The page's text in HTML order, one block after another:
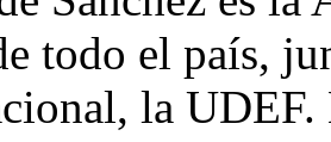
todo el país,
la UDEF.